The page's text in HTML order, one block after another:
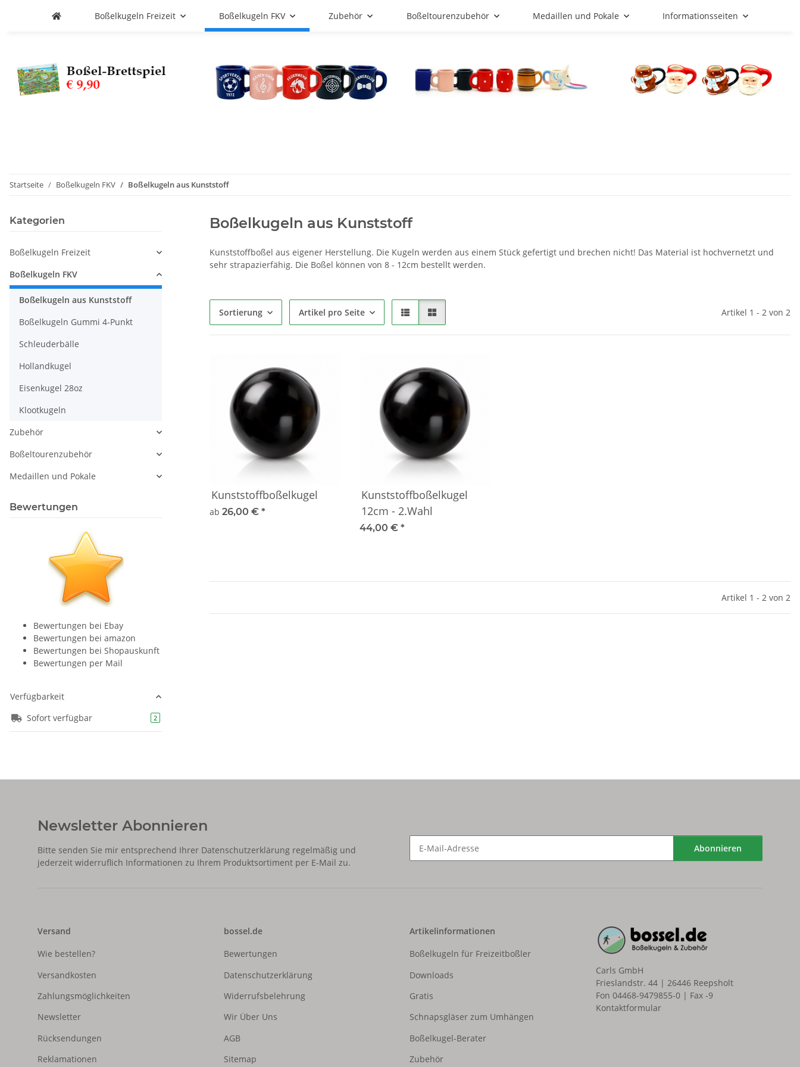
Boßelkugeln Freizeit Boßelkugeln FKV Zubehör Boßeltourenzubehör Medaillen und Pokale Informationsseiten
Startseite Boßelkugeln FKV Boßelkugeln aus Kunststoff
Boßelkugeln aus Kunststoff
Kunststoffboßel aus eigener Herstellung. Die Kugeln werden aus einem Stück gefertigt und brechen nicht! Das Material ist hochvernetzt und
sehr strapazierfähig. Die Boßel können von 8 - 12cm bestellt werden.
Sortierung Artikel pro Seite Artikel 1 - 2 von 2
Kunststoffboßelkugel
ab 26,00 € *
Kunststoffboßelkugel
12cm - 2.Wahl
44,00 € *
Artikel 1 - 2 von 2
Kategorien
Boßelkugeln Freizeit
Boßelkugeln FKV
Boßelkugeln aus Kunststoff
Boßelkugeln Gummi 4-Punkt
Schleuderbälle
Hollandkugel
Eisenkugel 28oz
Klootkugeln
Zubehör
Boßeltourenzubehör
Medaillen und Pokale
Bewertungen
Bewertungen bei Ebay
Bewertungen bei amazon
Bewertungen bei Shopauskunft
Bewertungen per Mail
Verfügbarkeit
Sofort verfügbar
2Artikel gefunden
Newsletter Abonnieren
Bitte senden Sie mir entsprechend Ihrer Datenschutzerklärung regelmäßig und
jederzeit widerruflich Informationen zu Ihrem Produktsortiment per E-Mail zu.
Abonnieren
Versand
Wie bestellen?
Versandkosten
Zahlungsmöglichkeiten
Newsletter
Rücksendungen
Reklamationen
bossel.de
Bewertungen
Datenschutzerklärung
Widerrufsbelehrung
Wir Über Uns
AGB
Sitemap
Artikelinformationen
Boßelkugeln für Freizeitboßler
Downloads
Gratis
Schnapsgläser zum Umhängen
Boßelkugel-Berater
Zubehör
Carls GmbH
Frieslandstr. 44 | 26446 Reepsholt
Fon 04468-9479855-0 | Fax -9
Kontaktformular